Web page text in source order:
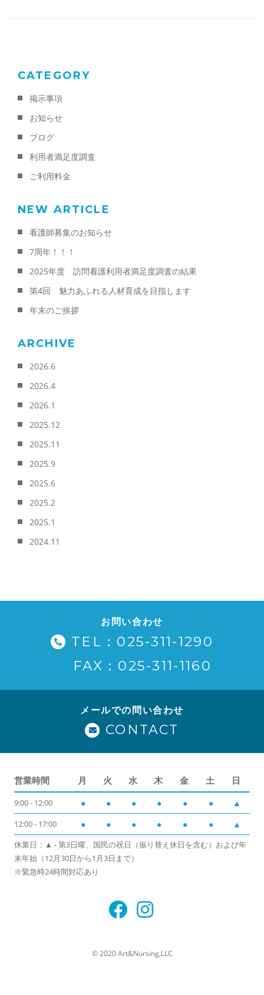
CATEGORY
掲示事項
お知らせ
ブログ
利用者満足度調査
ご利用料金
NEW ARTICLE
看護師募集のお知らせ
7周年！！！
2025年度 訪問看護利用者満足度調査の結果
第4回 魅力あふれる人材育成を目指します
年末のご挨拶
ARCHIVE
2026.6
2026.4
2026.1
2025.12
2025.11
2025.9
2025.6
2025.2
2025.1
2024.11
お問い合わせ
TEL：025-311-1290
FAX：025-311-1160
メールでの問い合わせ
CONTACT
営業時間 月 火 水 木 金 土 日
9:00 - 12:00 ● ● ● ● ● ● ▲
12:00 - 17:00 ● ● ● ● ● ● ▲
休業日：▲ - 第3日曜、国民の祝日（振り替え休日を含む）および年
末年始（12月30日から1月3日まで）
※緊急時24時間対応あり
© 2020 Art&Nursing,LLC